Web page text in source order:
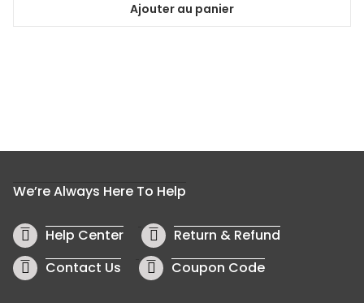
était : est :
Ajouter au panier
We’re Always Here To Help
Help Center
Return & Refund
Contact Us
Coupon Code